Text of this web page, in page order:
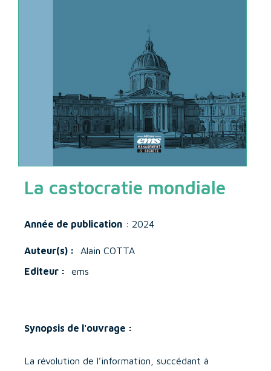
La castocratie mondiale
Année de publication : 2024
Auteur(s) :
Alain COTTA
Editeur :
ems
Synopsis de l'ouvrage :
La révolution de l’information, succédant à